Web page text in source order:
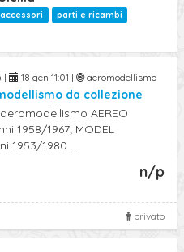
parti e ricambi
| 18 gen 11:01 | aeromodellismo
da collezione
AEREO
1958/1967; MODEL
1953/1980 ...
n/p
privato